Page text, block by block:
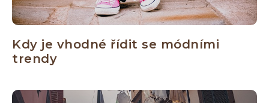
Kdy je vhodné řídit se módními
trendy